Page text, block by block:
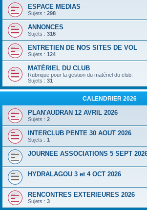
ESPACE MEDIAS
Sujets : 298
ANNONCES
Sujets : 316
ENTRETIEN DE NOS SITES DE VOL
Sujets : 124
MATÉRIEL DU CLUB
Rubrique pour la gestion du matériel du club.
Sujets : 31
CALENDRIER 2026
PLAN'AUDRAN 12 AVRIL 2026
Sujets : 2
INTERCLUB PENTE 30 AOUT 2026
Sujets : 1
JOURNEE ASSOCIATIONS 5 SEPT
HYDRALAGOU 3 et 4 OCT 2026
RENCONTRES EXTERIEURES 2026
Sujets : 3